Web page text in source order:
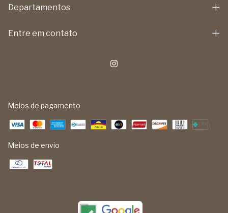
Departamentos
Entre em contato
Meios de pagamento
Meios de envio